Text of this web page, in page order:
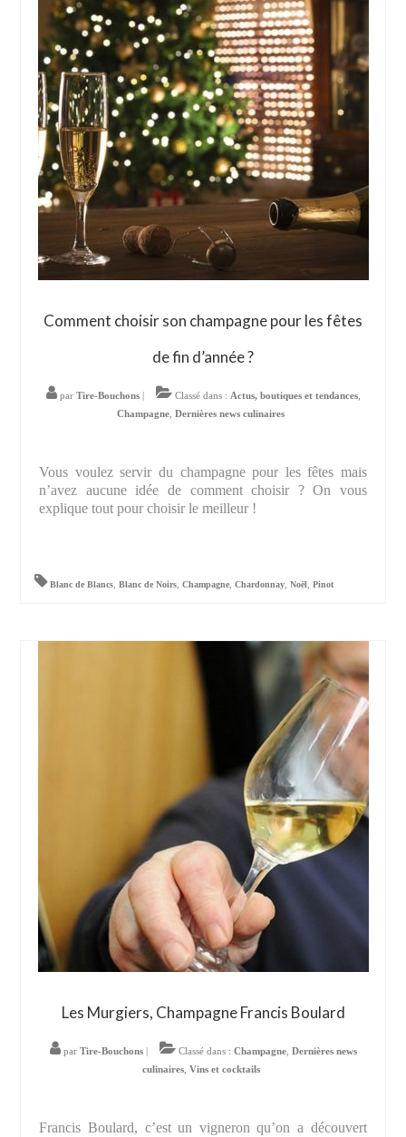
Comment choisir son champagne pour les fêtes
de fin d’année ?
par Tire-Bouchons| Classé dans : Actus, boutiques et tendances,
Champagne Dernières news culinaires
Vous voulez servir du champagne pour les fêtes mais
n’avez aucune idée de comment choisir ? On vous
explique tout pour choisir le meilleur !
Blanc de Blancs,Blanc de Noirs,Champagne,Chardonnay,Noël,Pinot
Les Murgiers, Champagne Francis Boulard
par Tire-Bouchons| Classé dans : Champagne, Dernières news
culinaires, Vins et cocktails
Francis Boulard, c’est un vigneron qu’on a découvert